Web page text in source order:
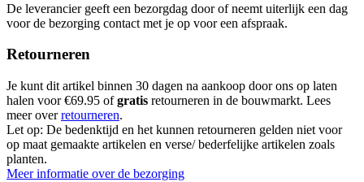
De leverancier geeft een bezorgdag door of neemt uiterlijk een dag
voor de bezorging contact met je op voor een afspraak.
Retourneren
Je kunt dit artikel binnen 30 dagen na aankoop door ons op laten
halen voor €69.95 ofgratis retourneren in de bouwmarkt. Lees
meer overretourneren.
Let op: De bedenktijd en het kunnen retourneren gelden niet voor
op maat gemaakte artikelen en verse/ bederfelijke artikelen zoals
planten.
Meer informatie over de bezorging